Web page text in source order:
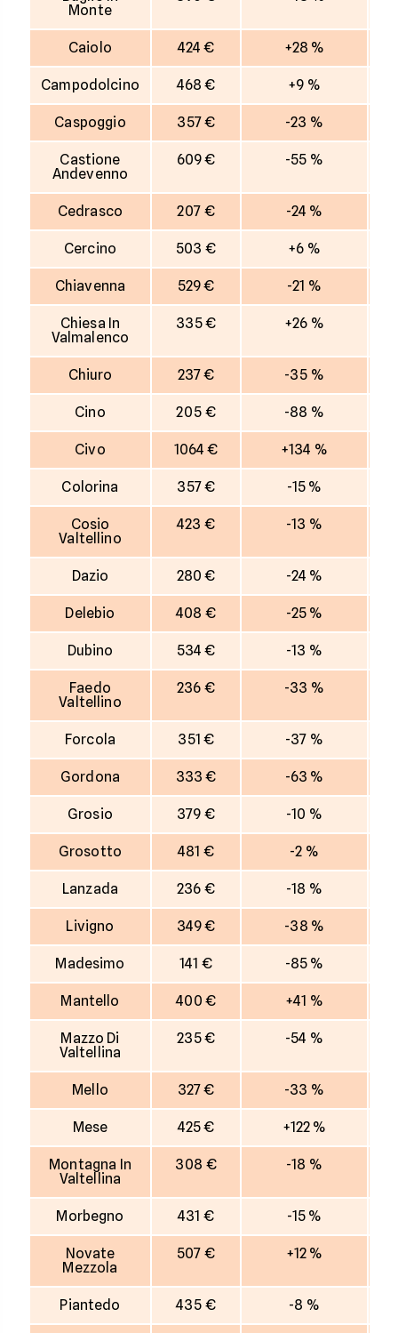
Monte
Caiolo 424 € +28 %
Campodolcino 468 € +9 %
Caspoggio 357 € -23 %
Castione
Andevenno
609 € -55 %
Cedrasco 207 € -24 %
Cercino 503 € +6 %
Chiavenna 529 € -21 %
Chiesa In
Valmalenco
335 € +26 %
Chiuro 237 € -35 %
Cino 205 € -88 %
Civo 1064 € +134 %
Colorina 357 € -15 %
Cosio
Valtellino
423 € -13 %
Dazio 280 € -24 %
Delebio 408 € -25 %
Dubino 534 € -13 %
Faedo
Valtellino
236 € -33 %
Forcola 351 € -37 %
Gordona 333 € -63 %
Grosio 379 € -10 %
Grosotto 481 € -2 %
Lanzada 236 € -18 %
Livigno 349 € -38 %
Madesimo 141 € -85 %
Mantello 400 € +41 %
Mazzo Di
Valtellina
235 € -54 %
Mello 327 € -33 %
Mese 425 € +122 %
Montagna In
Valtellina
308 € -18 %
Morbegno 431 € -15 %
Novate
Mezzola
507 € +12 %
Piantedo 435 € -8 %